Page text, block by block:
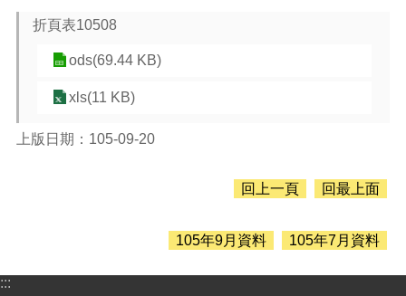
尋
公
告
折頁表10508
ods(69.44 KB)
xls(11 KB)
上版日期：105-09-20
回上一頁 回最上面
105年9月資料 105年7月資料
:::